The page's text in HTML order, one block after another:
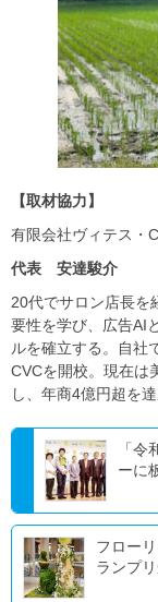
【取材協力】
有限会社ヴィテス​
代表 安達駿介
20代でサロン店長を
要性を学び、広告AI
ルを確立する。自社
CVCを開校。現在は
し、年商4億円超を達
「
ーに
フロー
ランプ